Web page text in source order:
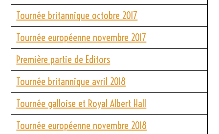
Tournée britannique octobre 2017
Tournée européenne novembre 2017
Première partie de Editors
Tournée britannique avril 2018
Tournée galloise et Royal Albert Hall
Tournée européenne novembre 2018